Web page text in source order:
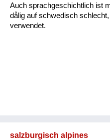
Auch sprachgeschichtlich ist
dålig auf schwedisch
verwendet.
salzburgisch alpines